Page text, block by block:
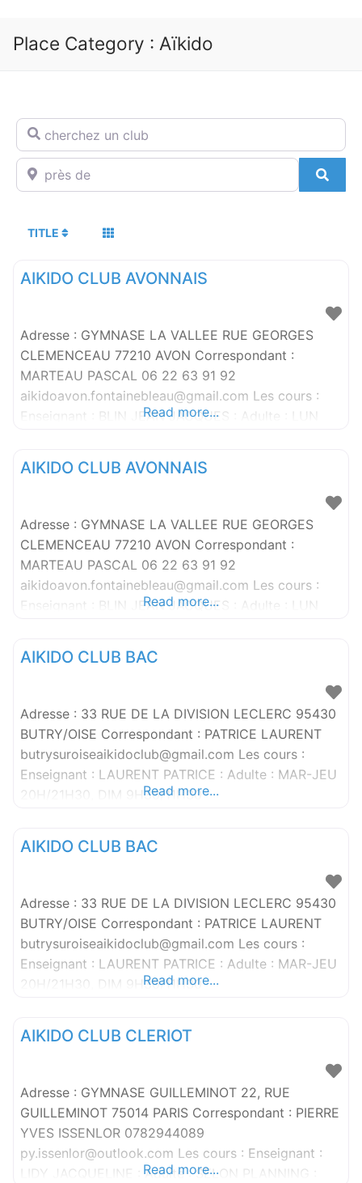
Place Category : Aïkido
cherchez un club
près de
TITLE
AIKIDO CLUB AVONNAIS
Adresse : GYMNASE LA VALLEE RUE GEORGES
CLEMENCEAU 77210 AVON Correspondant :
MARTEAU PASCAL 06 22 63 91 92
aikidoavon.fontainebleau@gmail.com Les cours :
Enseignant : BLIN JEAN JACQUES : Adulte : LUN
Read more...
AIKIDO CLUB AVONNAIS
Adresse : GYMNASE LA VALLEE RUE GEORGES
CLEMENCEAU 77210 AVON Correspondant :
MARTEAU PASCAL 06 22 63 91 92
aikidoavon.fontainebleau@gmail.com Les cours :
Enseignant : BLIN JEAN JACQUES : Adulte : LUN
Read more...
AIKIDO CLUB BAC
Adresse : 33 RUE DE LA DIVISION LECLERC 95430
BUTRY/OISE Correspondant : PATRICE LAURENT
butrysuroiseaikidoclub@gmail.com Les cours :
Enseignant : LAURENT PATRICE : Adulte : MAR-JEU
20H/21H30, DIM 9H30/11H30
Read more...
AIKIDO CLUB BAC
Adresse : 33 RUE DE LA DIVISION LECLERC 95430
BUTRY/OISE Correspondant : PATRICE LAURENT
butrysuroiseaikidoclub@gmail.com Les cours :
Enseignant : LAURENT PATRICE : Adulte : MAR-JEU
20H/21H30, DIM 9H30/11H30
Read more...
AIKIDO CLUB CLERIOT
Adresse : GYMNASE GUILLEMINOT 22, RUE
GUILLEMINOT 75014 PARIS Correspondant : PIERRE
YVES ISSENLOR 0782944089
py.issenlor@outlook.com Les cours : Enseignant :
LIDY JACQUELINE : Adulte : SELON PLANNING :
Read more...